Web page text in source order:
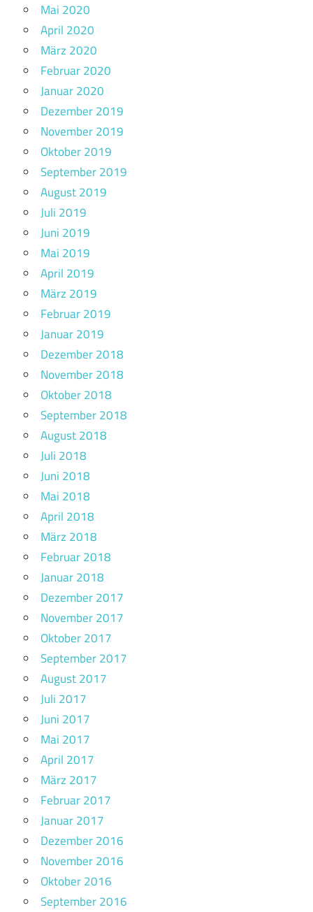
Mai 2020
April 2020
März 2020
Februar 2020
Januar 2020
Dezember 2019
November 2019
Oktober 2019
September 2019
August 2019
Juli 2019
Juni 2019
Mai 2019
April 2019
März 2019
Februar 2019
Januar 2019
Dezember 2018
November 2018
Oktober 2018
September 2018
August 2018
Juli 2018
Juni 2018
Mai 2018
April 2018
März 2018
Februar 2018
Januar 2018
Dezember 2017
November 2017
Oktober 2017
September 2017
August 2017
Juli 2017
Juni 2017
Mai 2017
April 2017
März 2017
Februar 2017
Januar 2017
Dezember 2016
November 2016
Oktober 2016
September 2016